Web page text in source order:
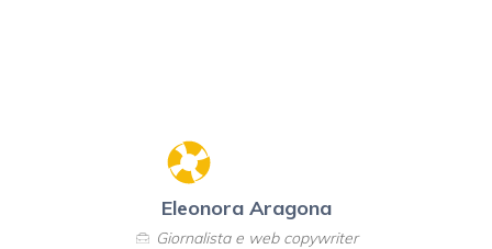
Eleonora Aragona
Giornalista e web copywriter